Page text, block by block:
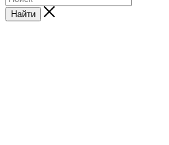
Найти